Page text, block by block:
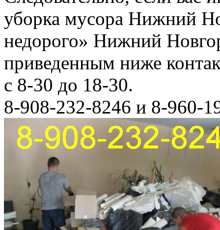
уборка мусора Нижний
недорого» Нижний
приведенным ниже
с 8-30 до 18-30.
8-908-232-8246 и 8-960-